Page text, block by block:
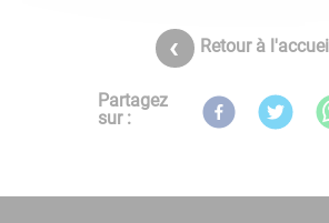
Retour à l'accueil
Partagez
sur :